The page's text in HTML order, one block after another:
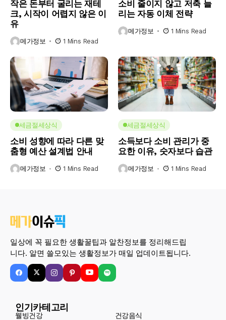
작은 돈부터 굴리는 재테
크, 시작이 어렵지 않은 이
유
메가정보 1 Mins Read
소비 줄이지 않고 저축 늘
리는 자동 이체 전략
메가정보 1 Mins Read
세금절세상식
소비 성향에 따라 다른 맞
춤형 예산 설계법 안내
메가정보 1 Mins Read
세금절세상식
소득보다 소비 관리가 중
요한 이유, 숫자보다 습관
메가정보 1 Mins Read
일상에 꼭 필요한 생활꿀팁과 알찬정보를 정리해드립
니다. 알면 쓸모있는 생활정보가 매일 업데이트됩니다.
인기카테고리
웰빙건강 건강음식